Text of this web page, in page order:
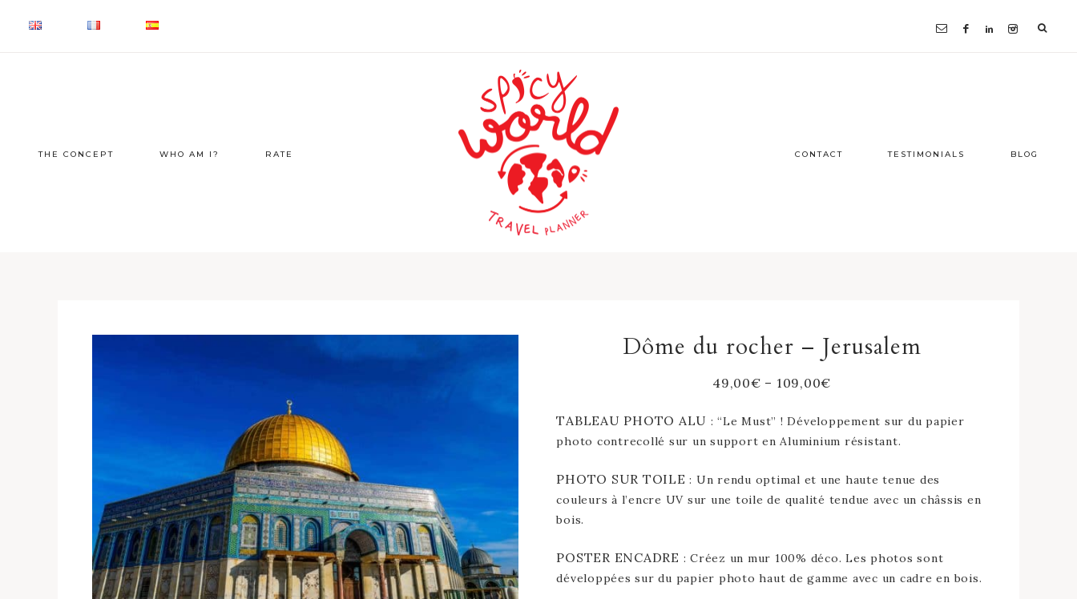
THE CONCEPT WHO AM I? RATE CONTACT TESTIMONIALS BLOG
Dôme du rocher – Jerusalem
49,00€ – 109,00€
TABLEAU PHOTO ALU : “Le Must” ! Développement sur du papier
photo contrecollé sur un support en Aluminium résistant.
PHOTO SUR TOILE : Un rendu optimal et une haute tenue des
couleurs à l’encre UV sur une toile de qualité tendue avec un châssis en
bois.
POSTER ENCADRE : Créez un mur 100% déco. Les photos sont
développées sur du papier photo haut de gamme avec un cadre en bois.